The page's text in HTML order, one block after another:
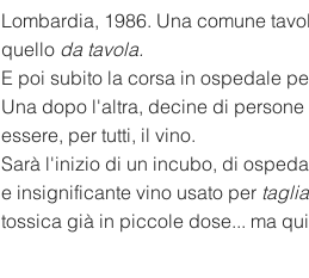
Lombardia, 1986. Una comune
quello da tavola.
E poi subito la corsa in ospedale
Una dopo l'altra, decine di
essere, per tutti, il vino.
Sarà l'inizio di un incubo, di
e insignificante vino usato per
tossica già in piccole dose... ma